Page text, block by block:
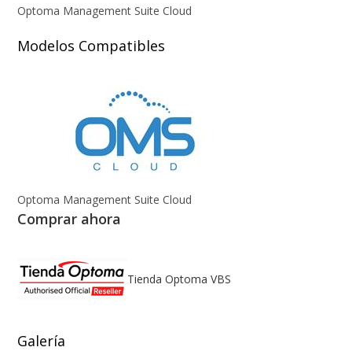
Optoma Management Suite Cloud
Modelos Compatibles
Optoma Management Suite Cloud
Comprar ahora
Tienda Optoma VBS
Galería